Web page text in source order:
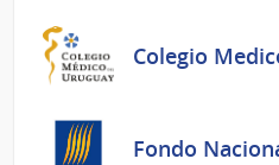
Colegio
Fondo